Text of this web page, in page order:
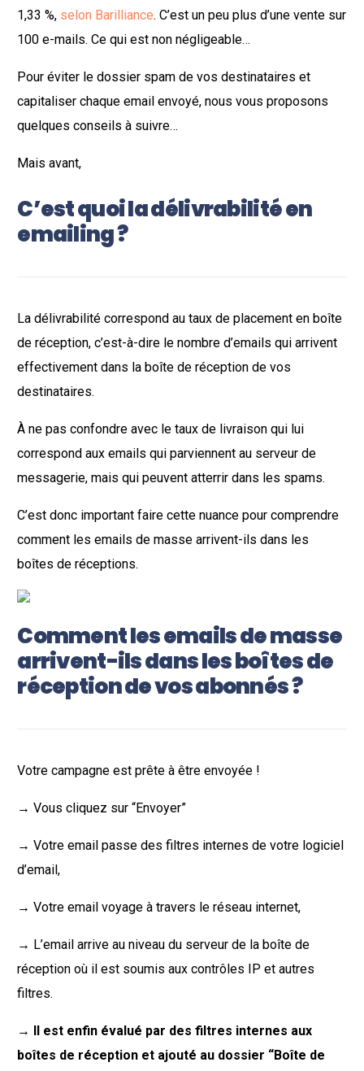
1,33 %, selon Barilliance. C’est un peu plus d’une vente sur
100 e-mails. Ce qui est non négligeable…
Pour éviter le dossier spam de vos destinataires et
capitaliser chaque email envoyé, nous vous proposons
quelques conseils à suivre…
Mais avant,
C’est quoi la délivrabilité en
emailing ?
La délivrabilité correspond au taux de placement en boîte
de réception, c’est-à-dire le nombre d’emails qui arrivent
effectivement dans la boîte de réception de vos
destinataires.
À ne pas confondre avec le taux de livraison qui lui
correspond aux emails qui parviennent au serveur de
messagerie, mais qui peuvent atterrir dans les spams.
C’est donc important faire cette nuance pour comprendre
comment les emails de masse arrivent-ils dans les
boîtes de réceptions.
Comment les emails de masse
arrivent-ils dans les boîtes de
réception de vos abonnés ?
Votre campagne est prête à être envoyée !
→ Vous cliquez sur “Envoyer”
→ Votre email passe des filtres internes de votre logiciel
d’email,
→ Votre email voyage à travers le réseau internet,
→ L’email arrive au niveau du serveur de la boîte de
réception où il est soumis aux contrôles IP et autres
filtres.
→
Il est enfin évalué par des filtres internes aux
boîtes de réception et ajouté au dossier “Boîte de